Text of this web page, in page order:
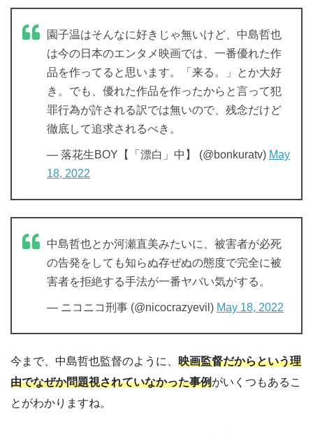
園子温はそんなに好きじゃ無いけど、中島哲也
は今の日本のエンタメ映画では、一番優れた作
品を作ってると思います。「来る。」とか大好
き。でも、優れた作品を作ったからと言って犯
罪行為が許される訳では無いので、残念だけど
徹底して追求されるべき。
— 落花生BOY【「漂白」中】 (@bonkuratv) May
18, 2022
中島哲也とか河瀬直美みたいに、被害者が必死
の告発をしても知らぬ存ぜぬの態度で完全に被
害者を拒絶する手法が一番ヤバい気がする。
— ニコニコ刑事 (@nicocrazyevil) May 18, 2022
今まで、中島哲也監督のように、 映画監督だからという理
由でなぜか問題視されていなかった事例がいくつもあるこ
とがわかりますね。